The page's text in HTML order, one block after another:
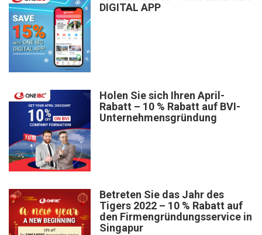
DIGITAL APP
Holen Sie sich Ihren April-
Rabatt – 10 % Rabatt auf BVI-
Unternehmensgründung
Betreten Sie das Jahr des
Tigers 2022 – 10 % Rabatt auf
den Firmengründungsservice in
Singapur